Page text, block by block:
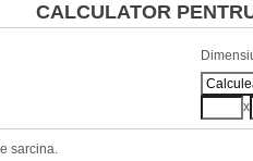
CALCULATOR
x
sarcina.